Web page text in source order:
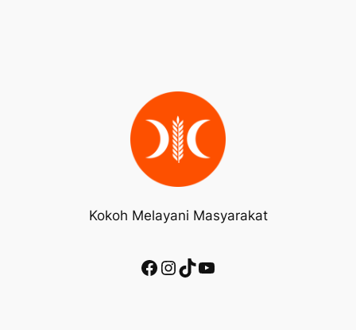
Kokoh Melayani Masyarakat
Facebook
Instagram
TikTok
YouTube